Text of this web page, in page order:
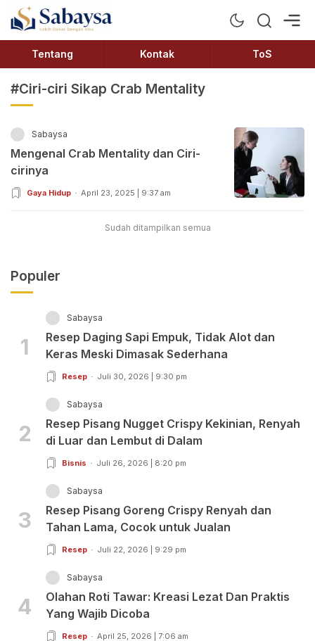
Sabaysa
Lebih Dekat Dengan Ilmu
Tentang Kontak ToS
#Ciri-ciri Sikap Crab Mentality
Sabaysa
Mengenal Crab Mentality dan Ciri-
cirinya
Gaya Hidup April 23, 2025 | 9:37 am
Sudah ditampilkan semua
Populer
1
Sabaysa
Resep Daging Sapi Empuk, Tidak Alot dan
Keras Meski Dimasak Sederhana
Resep Juli 30, 2026 | 9:30 pm
2
Sabaysa
Resep Pisang Nugget Crispy Kekinian, Renyah
di Luar dan Lembut di Dalam
Bisnis Juli 26, 2026 | 8:20 pm
3
Sabaysa
Resep Pisang Goreng Crispy Renyah dan
Tahan Lama, Cocok untuk Jualan
Resep Juli 22, 2026 | 9:29 pm
4
Sabaysa
Olahan Roti Tawar: Kreasi Lezat Dan Praktis
Yang Wajib Dicoba
Resep April 25, 2026 | 7:06 am